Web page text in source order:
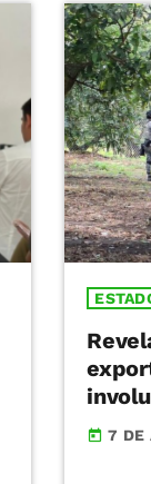
today 7 DE